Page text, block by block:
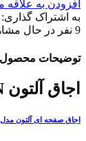
افزودن به علاقه
به اشتراک گذاری:
9 نفر در حال
توضیحات محصول
اجاق آلتون G526N
اجاق صفحه ای آلتون مدل G526N | مشکی | گارانتی 24 ماهه آلتون